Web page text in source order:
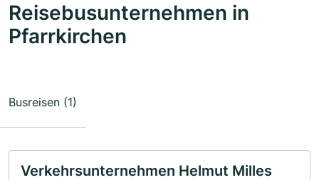
Reisebusunternehmen in
Pfarrkirchen
Busreisen (1)
Verkehrsunternehmen Helmut Milles